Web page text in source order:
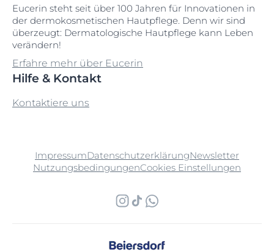
Eucerin steht seit über 100 Jahren für Innovationen in
der dermokosmetischen Hautpflege. Denn wir sind
überzeugt: Dermatologische Hautpflege kann Leben
verändern!
Erfahre mehr über Eucerin
Hilfe & Kontakt
Kontaktiere uns
ImpressumDatenschutzerklärungNewsletter
NutzungsbedingungenCookies Einstellungen